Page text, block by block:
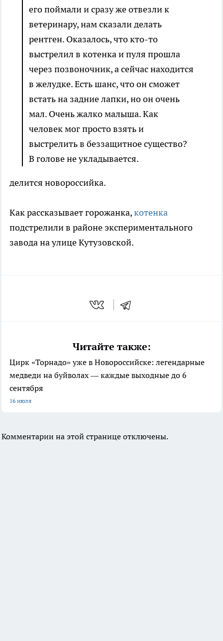
его поймали и сразу же отвезли к
ветеринару, нам сказали делать
рентген. Оказалось, что кто-то
выстрелил в котенка и пуля прошла
через позвоночник, а сейчас находится
в желудке. Есть шанс, что он сможет
встать на задние лапки, но он очень
мал. Очень жалко малыша. Как
человек мог просто взять и
выстрелить в беззащитное существо?
В голове не укладывается.
делится новороссийка.
Как рассказывает горожанка,котенка
подстрелили в районе экспериментального
завода на улице Кутузовской.
Читайте также:
Цирк «Торнадо» уже в Новороссийске: легендарные
медведи на буйволах — каждые выходные до 6
сентября
16 июля
Комментарии на этой странице отключены.